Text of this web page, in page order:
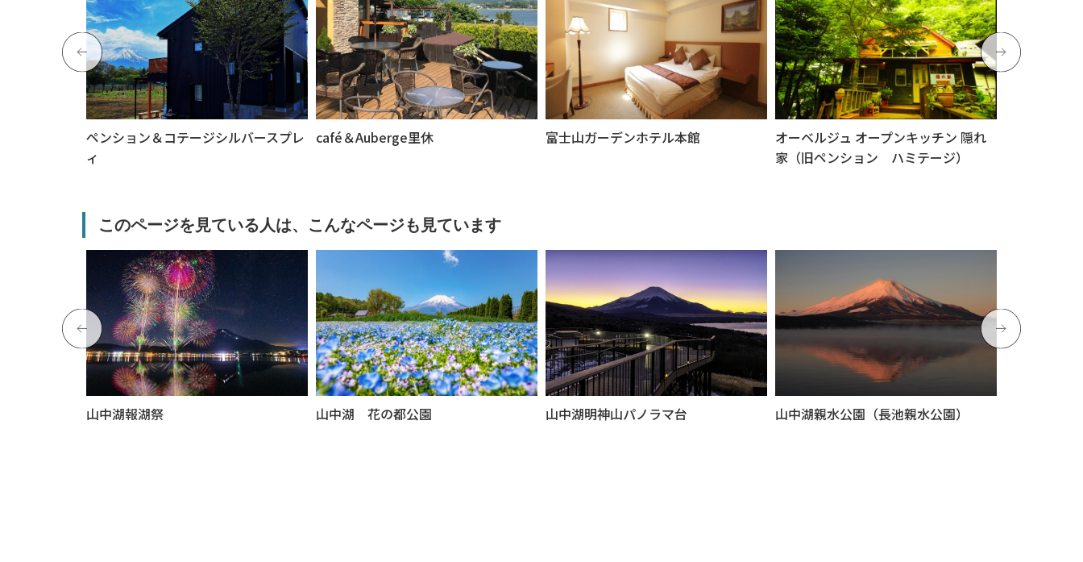
ペンション＆コテージシルバースプレ
ィ
café＆Auberge里休 富士山ガーデンホテル本館
オーベルジュ オープンキッチン 隠れ
家（旧ペンション ハミテージ）
このページを見ている人は、こんなページも見ています
山中湖報湖祭 山中湖 花の都公園 山中湖明神山パノラマ台 山中湖親水公園（長池親水公園）